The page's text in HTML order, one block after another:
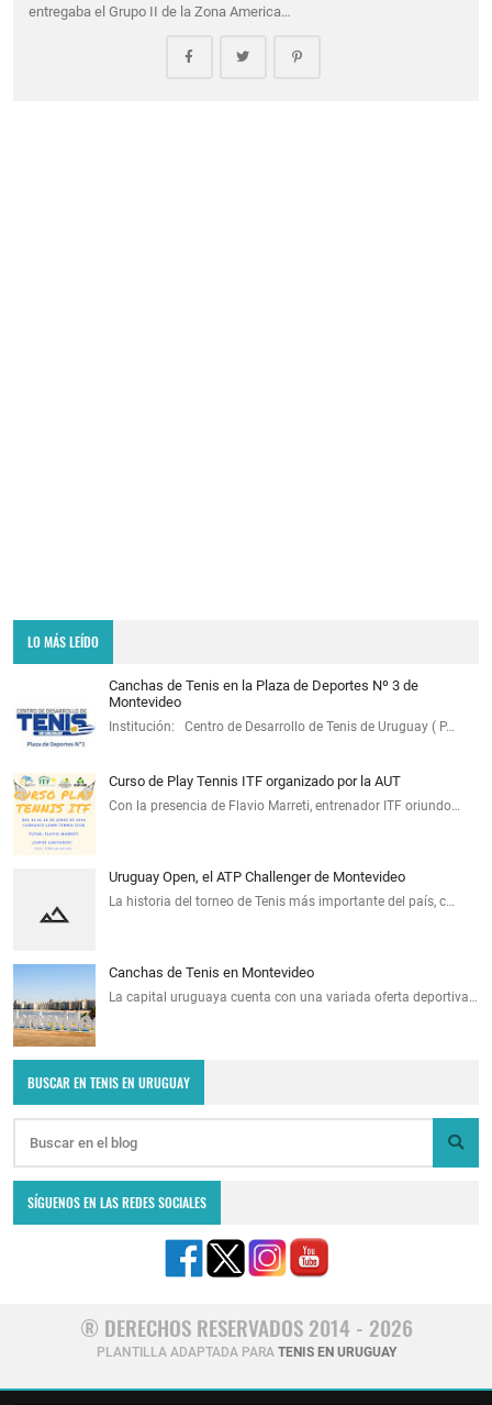
entregaba el Grupo II de la Zona America…
LO MÁS LEÍDO
Canchas de Tenis en la Plaza de Deportes Nº 3 de
Montevideo
Institución: Centro de Desarrollo de Tenis de Uruguay ( P…
Curso de Play Tennis ITF organizado por la AUT
Con la presencia de Flavio Marreti, entrenador ITF oriundo…
Uruguay Open, el ATP Challenger de Montevideo
La historia del torneo de Tenis más importante del país, c…
Canchas de Tenis en Montevideo
La capital uruguaya cuenta con una variada oferta deportiva…
BUSCAR EN TENIS EN URUGUAY
SÍGUENOS EN LAS REDES SOCIALES
® DERECHOS RESERVADOS 2014 - 2026
PLANTILLA ADAPTADA PARA TENIS EN URUGUAY